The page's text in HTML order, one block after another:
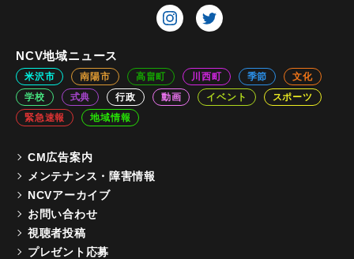
NCV地域ニュース
米沢市 南陽市 高畠町 川西町 季節
文化
学校
式典 行政 動画 イベント
スポーツ
緊急速報
地域情報
CM広告案内
メンテナンス・障害情報
NCVアーカイブ
お問い合わせ
視聴者投稿
プレゼント応募